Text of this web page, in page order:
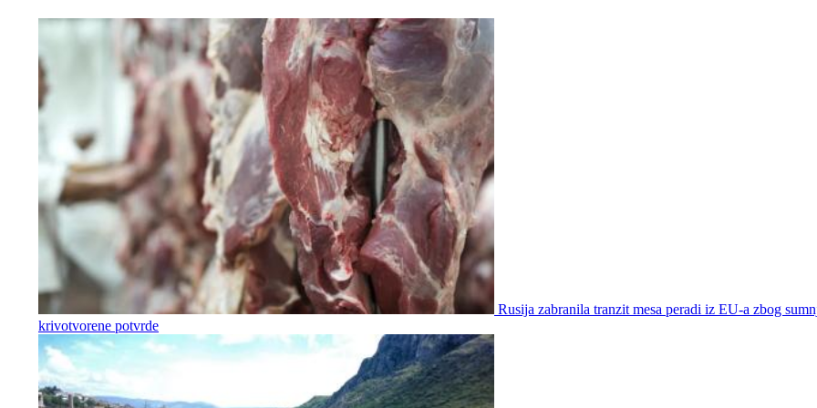
Rusija zabranila tranzit mesa peradi iz EU-a zbog
krivotvorene potvrde